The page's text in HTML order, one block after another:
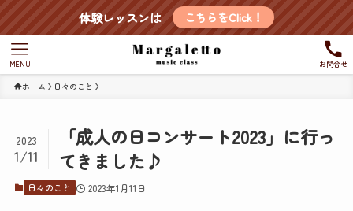
体験レッスンは こちらをClick！
お問合せ
MENU
ホーム 日々のこと
「成人の日コンサート2023」に行っ
てきました♪
2023
1/11
日々のこと 2023年1月11日